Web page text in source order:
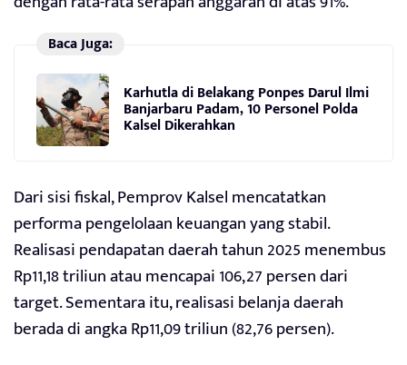
Baca Juga:
Karhutla di Belakang Ponpes Darul Ilmi
Banjarbaru Padam, 10 Personel Polda
Kalsel Dikerahkan
Dari sisi fiskal, Pemprov Kalsel mencatatkan
performa pengelolaan keuangan yang stabil.
Realisasi pendapatan daerah tahun 2025 menembus
Rp11,18 triliun atau mencapai 106,27 persen dari
target. Sementara itu, realisasi belanja daerah
berada di angka Rp11,09 triliun (82,76 persen).